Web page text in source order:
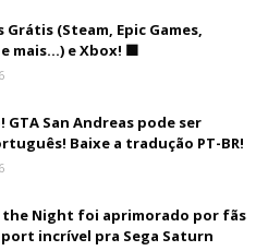
Grátis (Steam, Epic Games,
mais...) e Xbox! 🟩
GTA San Andreas pode ser
Baixe a tradução PT-BR!
the Night foi aprimorado por fãs
port incrível pra Sega Saturn